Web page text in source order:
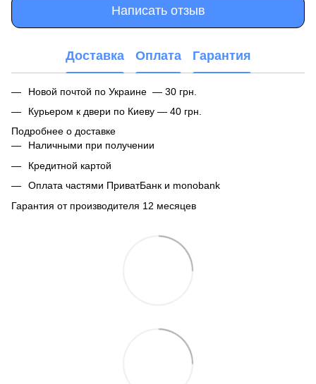
Написать отзыв
Доставка Оплата Гарантия
Новой почтой по Украине — 30 грн.
Курьером к двери по Киеву — 40 грн.
Подробнее о доставке
Наличными при получении
Кредитной картой
Оплата частями ПриватБанк и monobank
Гарантия от производителя 12 месяцев